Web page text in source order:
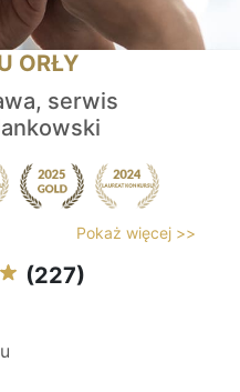
ORŁY
serwis
Pokaż więcej >>
(227)